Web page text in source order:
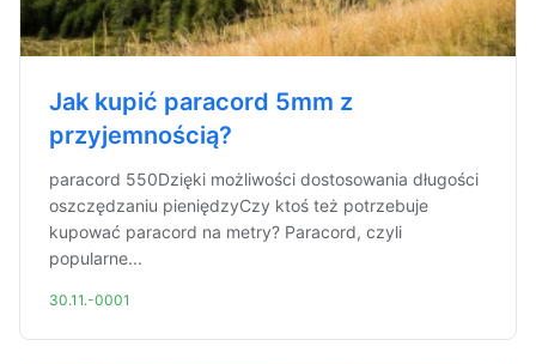
Jak kupić paracord 5mm z
przyjemnością?
paracord 550Dzięki możliwości dostosowania długości
oszczędzaniu pieniędzyCzy ktoś też potrzebuje
kupować paracord na metry? Paracord, czyli
popularne...
30.11.-0001